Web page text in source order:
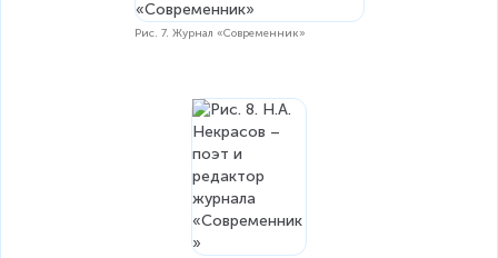
Рис. 7. Журнал «Современник»